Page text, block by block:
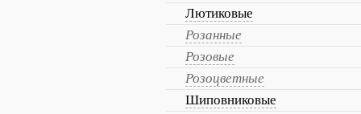
Лютиковые
Розанные
Розовые
Розоцветные
Шиповниковые